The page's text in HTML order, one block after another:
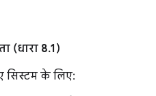
(धारा 8.1)
सिस्टम के लिए: